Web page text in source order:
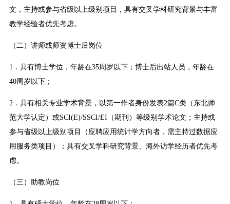
文，主持或参与省级以上级别项目，具有交叉学科研究背景与丰富
教学经验者优先考虑。
（二）讲师或师资博士后岗位
1．具有博士学位，年龄在35周岁以下；博士后出站人员，年龄在
40周岁以下；
2．具有相关专业学术背景，以第一作者身份发表2篇C类（东北师
范大学认定）或SCI(E)/SSCI/EI（期刊）等级别学术论文；主持或
参与省级以上级别项目（应聘应用统计学方向者，需主持过数据应
用服务类项目）；具有交叉学科研究背景、海外访学经历者优先考
虑。
（三）助教岗位